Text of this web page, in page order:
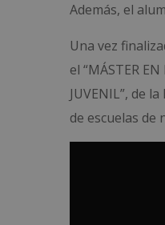
Además, el
Una vez
el “MÁSTER
JUVENIL”, de
de escuelas de